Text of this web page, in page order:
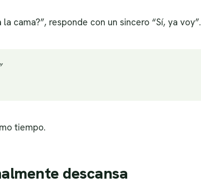
cama?”, responde con un sincero “Sí, ya voy”.
tiempo.
descansa